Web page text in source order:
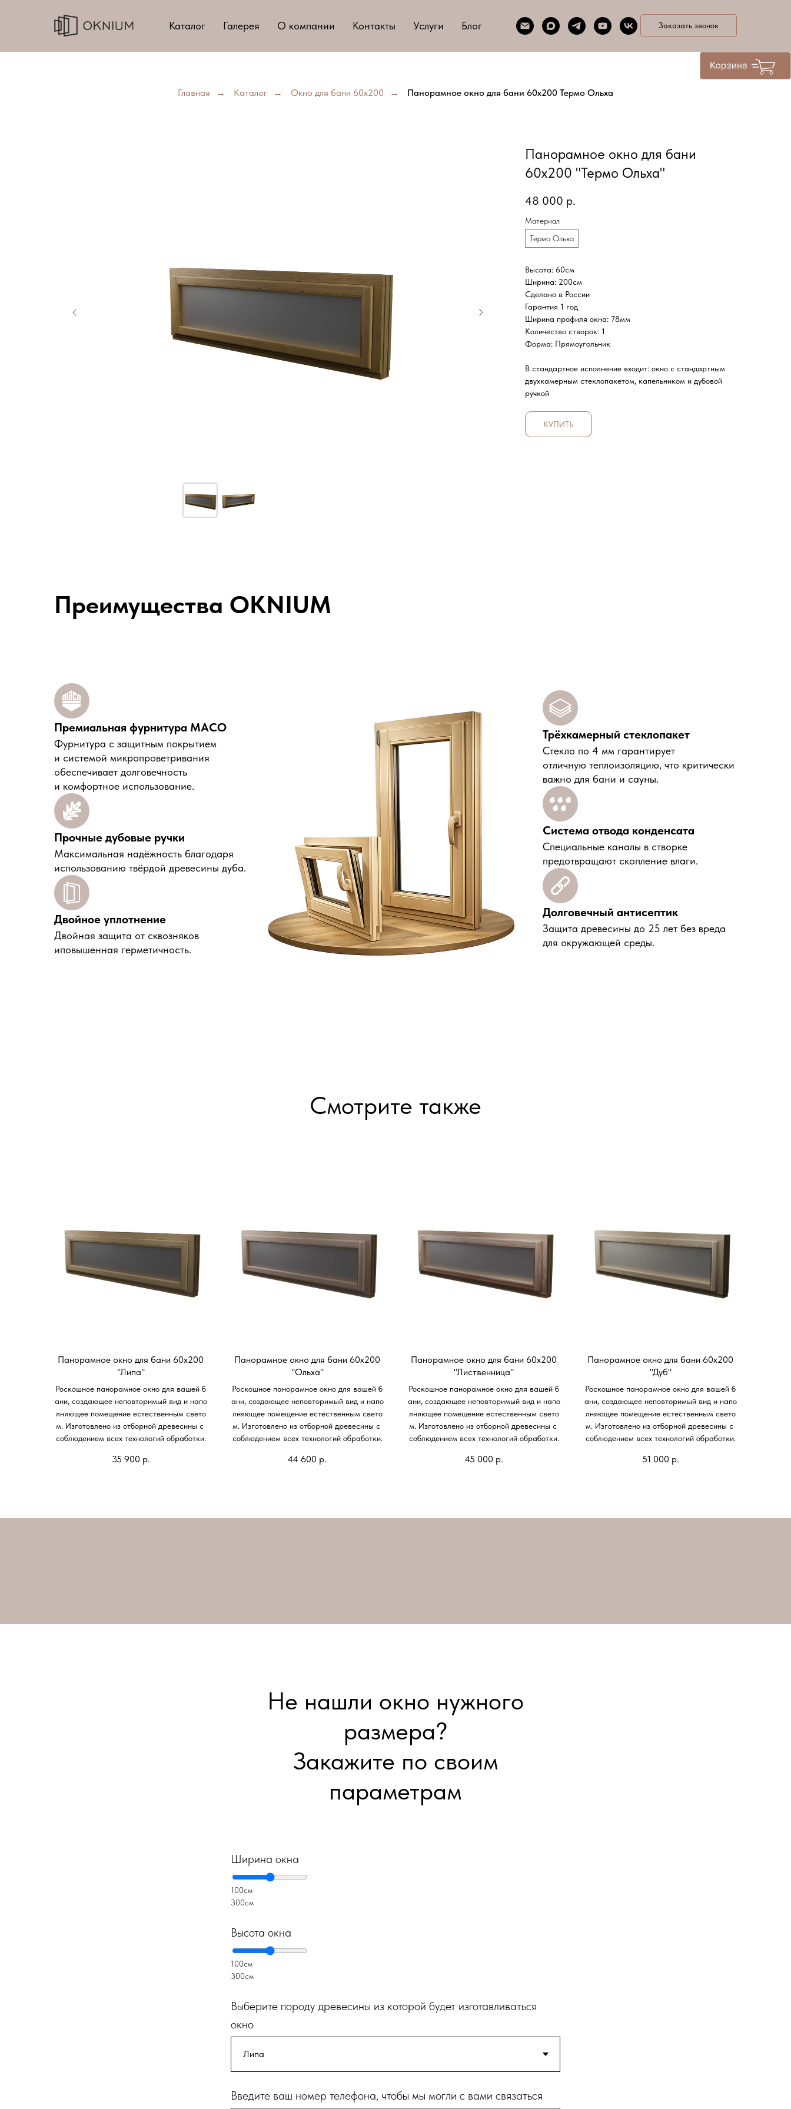
Каталог Галерея О компании Контакты Услуги Блог Заказать звонок
Главная → Каталог → Окно для бани 60х200 → Панорамное окно для бани 60х200 Термо Ольха
Панорамное окно для бани
60х200 "Термо Ольха"
48 000 р.
Материал
Термо Ольха
Высота: 60см
Ширина: 200см
Сделано в России
Гарантия 1 год
Ширина профиля окна: 78мм
Количество створок: 1
Форма: Прямоугольник
В стандартное исполнение входит: окно с стандартным
двухкамерным стеклопакетом, капельником и дубовой
ручкой
КУПИТЬ
Преимущества OKNIUM
Премиальная фурнитура MACO
Фурнитура с защитным покрытием
и системой микропроветривания
обеспечивает долговечность
и комфортное использование.
Прочные дубовые ручки
Максимальная надёжность благодаря
использованию твёрдой древесины дуба.
Двойное уплотнение
Двойная защита от сквозняков
иповышенная герметичность.
Трёхкамерный стеклопакет
Cтекло по 4 мм гарантирует
отличную теплоизоляцию, что критически
важно для бани и сауны.
Система отвода конденсата
Специальные каналы в створке
предотвращают скопление влаги.
Долговечный антисептик
Защита древесины до 25 лет без вреда
для окружающей среды.
Смотрите также
Панорамное окно для бани 60х200
"Липа"
Роскошное панорамное окно для вашей б
ани, создающее неповторимый вид и напо
лняющее помещение естественным свето
м. Изготовлено из отборной древесины с
соблюдением всех технологий обработки.
35 900 р.
Панорамное окно для бани 60х200
"Ольха"
Роскошное панорамное окно для вашей б
ани, создающее неповторимый вид и напо
лняющее помещение естественным свето
м. Изготовлено из отборной древесины с
соблюдением всех технологий обработки.
44 600 р.
Панорамное окно для бани 60х200
"Лиственница"
Роскошное панорамное окно для вашей б
ани, создающее неповторимый вид и напо
лняющее помещение естественным свето
м. Изготовлено из отборной древесины с
соблюдением всех технологий обработки.
45 000 р.
Панорамное окно для бани 60х200
"Дуб"
Роскошное панорамное окно для вашей б
ани, создающее неповторимый вид и напо
лняющее помещение естественным свето
м. Изготовлено из отборной древесины с
соблюдением всех технологий обработки.
51 000 р.
Не нашли окно нужного
размера?
Закажите по своим
параметрам
Ширина окна
100см
300см
Высота окна
100см
300см
Выберите породу древесины из которой будет изготавливаться
окно
Введите ваш номер телефона, чтобы мы могли с вами связаться